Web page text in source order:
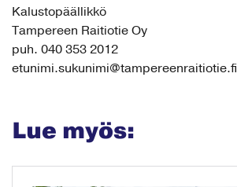
Kalustopäällikkö
Tampereen Raitiotie Oy
puh. 040 353 2012
etunimi.sukunimi@tampereenraitiotie.fi
Lue myös: